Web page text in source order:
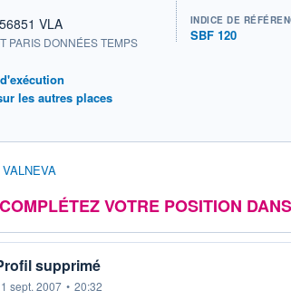
VLA
PARIS DONNÉES TEMPS
les autres places
INDICE DE
SBF 120
VOTRE POSITION
supprimé
sept. 2007 • 20:32